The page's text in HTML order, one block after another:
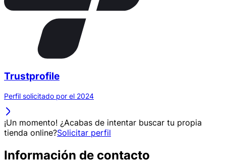
Trustprofile
Perfil solicitado por el 2024
¡Un momento! ¿Acabas de intentar buscar tu propia
tienda online?Solicitar perfil
Información de contacto